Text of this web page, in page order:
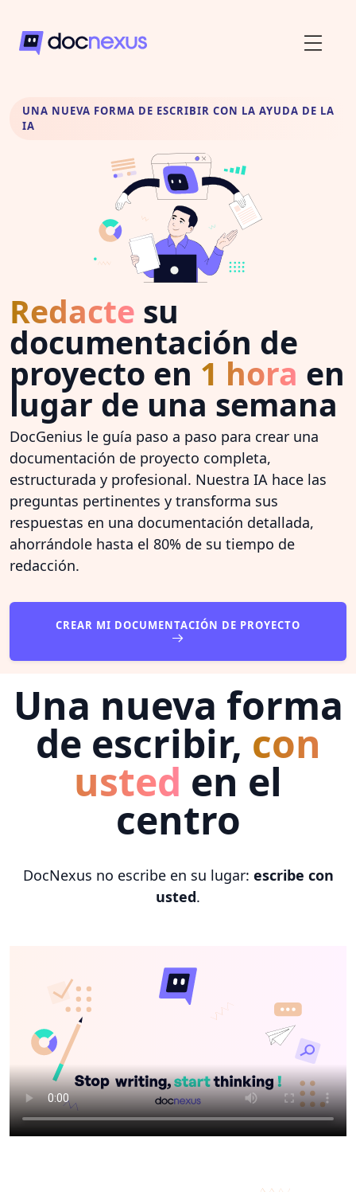
UNA NUEVA FORMA DE ESCRIBIR CON LA AYUDA DE LA
IA
Redacte su
documentación de
proyecto en 1 hora en
lugar de una semana
DocGenius le guía paso a paso para crear una
documentación de proyecto completa,
estructurada y profesional. Nuestra IA hace las
preguntas pertinentes y transforma sus
respuestas en una documentación detallada,
ahorrándole hasta el 80% de su tiempo de
redacción.
CREAR MI DOCUMENTACIÓN DE PROYECTO
Una nueva forma
de escribir, con
usted en el
centro
DocNexus no escribe en su lugar: escribe con
usted.